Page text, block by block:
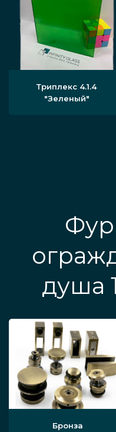
Триплекс 4.1.4
"Зеленый"
душа
Бронза